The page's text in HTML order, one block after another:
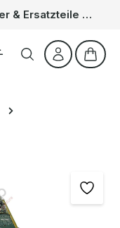
Sommer-Deal: 15% auf alle Server & Ersatzteile – Kein Code nötig, der Rabatt wird automatisch im Warenkorb abgezogen. Gültig vom 01.06. bis 31.08.